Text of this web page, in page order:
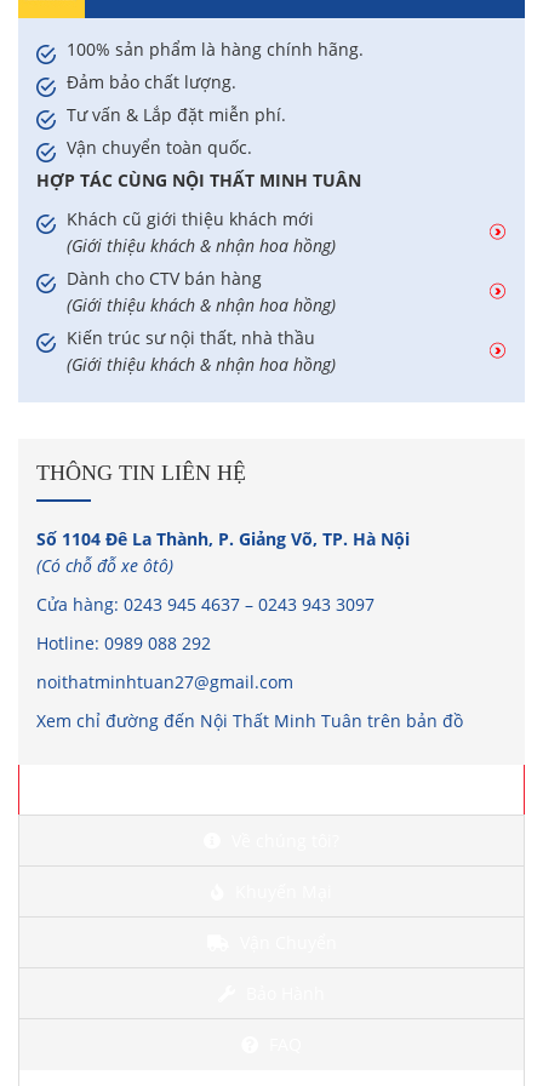
100% sản phẩm là hàng chính hãng.
Đảm bảo chất lượng.
Tư vấn & Lắp đặt miễn phí.
Vận chuyển toàn quốc.
HỢP TÁC CÙNG NỘI THẤT MINH TUÂN
Khách cũ giới thiệu khách mới
(Giới thiệu khách & nhận hoa hồng)
Dành cho CTV bán hàng
(Giới thiệu khách & nhận hoa hồng)
Kiến trúc sư nội thất, nhà thầu
(Giới thiệu khách & nhận hoa hồng)
THÔNG TIN LIÊN HỆ
Số 1104 Đê La Thành, P. Giảng Võ, TP. Hà Nội
(Có chỗ đỗ xe ôtô)
Cửa hàng: 0243 945 4637 – 0243 943 3097
Hotline: 0989 088 292
noithatminhtuan27@gmail.com
Xem chỉ đường đến Nội Thất Minh Tuân trên bản đồ